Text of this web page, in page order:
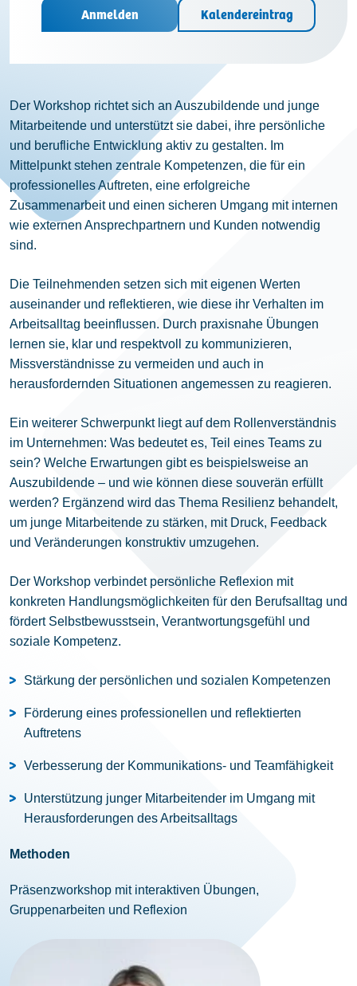
Der Workshop richtet sich an Auszubildende und junge
Mitarbeitende und unterstützt sie dabei, ihre persönliche
und berufliche Entwicklung aktiv zu gestalten. Im
Mittelpunkt stehen zentrale Kompetenzen, die für ein
professionelles Auftreten, eine erfolgreiche
Zusammenarbeit und einen sicheren Umgang mit internen
wie externen Ansprechpartnern und Kunden notwendig
sind.
Die Teilnehmenden setzen sich mit eigenen Werten
auseinander und reflektieren, wie diese ihr Verhalten im
Arbeitsalltag beeinflussen. Durch praxisnahe Übungen
lernen sie, klar und respektvoll zu kommunizieren,
Missverständnisse zu vermeiden und auch in
herausfordernden Situationen angemessen zu reagieren.
Ein weiterer Schwerpunkt liegt auf dem Rollenverständnis
im Unternehmen: Was bedeutet es, Teil eines Teams zu
sein? Welche Erwartungen gibt es beispielsweise an
Auszubildende – und wie können diese souverän erfüllt
werden? Ergänzend wird das Thema Resilienz behandelt,
um junge Mitarbeitende zu stärken, mit Druck, Feedback
und Veränderungen konstruktiv umzugehen.
Der Workshop verbindet persönliche Reflexion mit
konkreten Handlungsmöglichkeiten für den Berufsalltag und
fördert Selbstbewusstsein, Verantwortungsgefühl und
soziale Kompetenz.
Stärkung der persönlichen und sozialen Kompetenzen
Förderung eines professionellen und reflektierten
Auftretens
Verbesserung der Kommunikations- und Teamfähigkeit
Unterstützung junger Mitarbeitender im Umgang mit
Herausforderungen des Arbeitsalltags
Methoden
Präsenzworkshop mit interaktiven Übungen,
Gruppenarbeiten und Reflexion
Anmelden Kalendereintrag